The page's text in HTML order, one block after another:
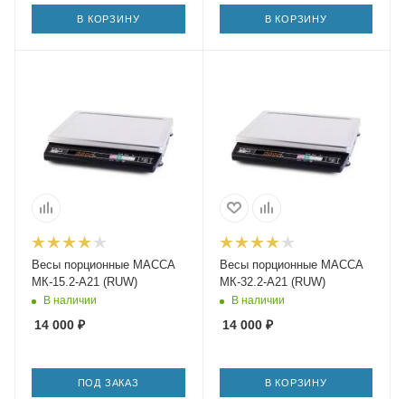
В КОРЗИНУ В КОРЗИНУ
Весы порционные МАССА
МК-15.2-А21 (RUW)
В наличии
14 000 ₽
ПОД ЗАКАЗ
Весы порционные МАССА
МК-32.2-А21 (RUW)
В наличии
14 000₽
В КОРЗИНУ